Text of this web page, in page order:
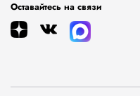
Оставайтесь на связи